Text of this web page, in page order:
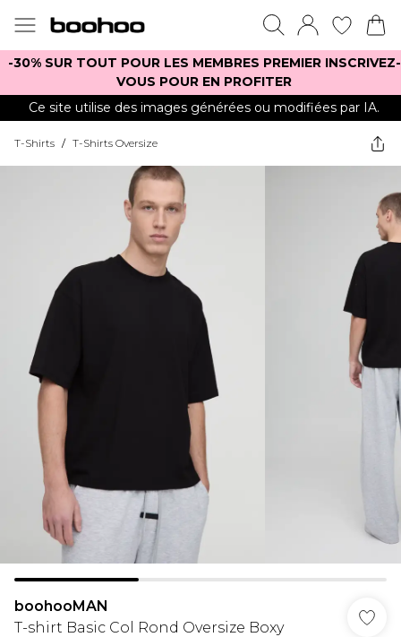
-30% SUR TOUT POUR LES MEMBRES PREMIER INSCRIVEZ-
VOUS POUR EN PROFITER
Ce site utilise des images générées ou modifiées par IA.
T-Shirts / T-Shirts Oversize
boohooMAN
T-shirt Basic Col Rond Oversize Boxy